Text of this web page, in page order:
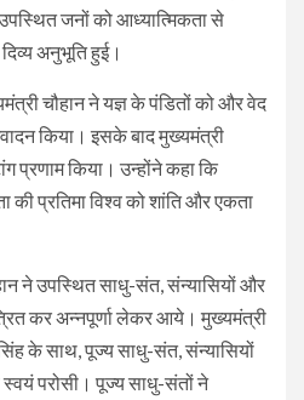
जनों को आध्यात्मिकता से
दिव्य अनुभूति हुई।
चौहान ने यज्ञ के पंडितों को और वेद
किया। इसके बाद मुख्यमंत्री
प्रणाम किया। उन्होंने कहा कि
की प्रतिमा विश्व को शांति और एकता
ने उपस्थित साधु-संत, संन्यासियों और
कर अन्नपूर्णा लेकर आये। मुख्यमंत्री
सिंह के साथ, पूज्य साधु-संत, संन्यासियों
स्वयं परोसी। पूज्य साधु-संतों ने